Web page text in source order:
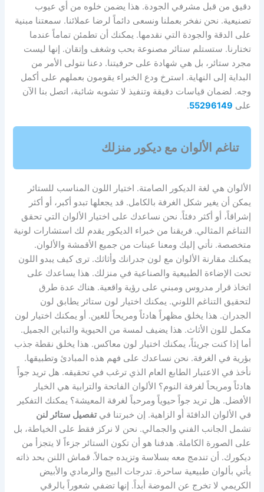
دقيق من قبل مشرفي الجودة. هذا يضمن خلوه من أي عيوب
تصنيعية. نحن نفخر بعملنا ونسعى دائماً لرضا عملائنا. سمعتنا مبنية
على الدقة والجودة التي نقدمها. يمكنك أن تطمئن تماماً عندما
تختارنا. ستستلم ستائر مصنوعة بحب وشغف وإتقان. إنها ليست
مجرد ستائر، بل هي شهادة على حرفيتنا. دعنا نتولى الأمر من
البداية إلى النهاية. استرخ ودع الخبراء يقومون بعملهم على أكمل
وجه. لضمان قياسات دقيقة وتنفيذ لا تشوبه شائبة، اتصل بنا الآن
على 55296149
.
تناغم الألوان مع ديكور منزلك
الألوان هي لغة الديكور الصامتة. اختيار اللون المناسب للستائر
يمكن أن يغير شكل الغرفة بالكامل. قد يجعلها تبدو أكبر، أو أكثر
إشراقاً، أو أكثر دفئاً. نحن نساعدك على اختيار الألوان التي تحقق
التناغم المثالي. فريقنا من خبراء الديكور يقدم لك استشارات لونية
متخصصة. نأتي إليك ومعنا عينات من جميع الأقمشة والألوان.
يمكنك مقارنة الألوان مع لون جدرانك وأثاثك. ترى كيف يبدو اللون
تحت الإضاءة الطبيعية والصناعية في منزلك. هذا يساعدك على
اتخاذ قرار مدروس ومبني على رؤية واقعية. هناك عدة طرق
لتحقيق التناغم اللوني. يمكنك اختيار لون ستائر يطابق لون
الجدران. هذا يخلق مظهراً هادئاً ومريحاً للعين. أو يمكنك اختيار لون
مكمل للون الأثاث. هذا يضيف لمسة من الحيوية والتباين الجميل.
أما إذا كنت جريئاً، يمكنك اختيار لون معاكس. هذا يخلق نقطة جذب
بؤرية في الغرفة. نحن نساعدك على فهم هذه المبادئ وتطبيقها.
نأخذ في الاعتبار الطابع العام الذي ترغب في تحقيقه. هل تريد جواً
هادئاً ومريحاً لغرفة النوم؟ الألوان الفاتحة والترابية هي الخيار
الأفضل. هل تريد جواً حيوياً ومرحباً لغرفة المعيشة؟ يمكنك التفكير
في الألوان الدافئة أو الزاهية. إن خبرتنا فيتفصيل ستائر لنن
تشمل الجانب الفني والجمالي. نحن لا نركز فقط على الخياطة، بل
على الصورة الكاملة. هدفنا هو أن تكون الستائر جزءاً لا يتجزأ من
ديكورك. أن تندمج معه بسلاسة وتزيده جمالاً. قماش اللنن بحد ذاته
يأتي بألوان طبيعية ساحرة. تدرجات البيج والرمادي والأبيض
الكريمي لا تخرج عن الموضة أبداً. إنها تضفي شعوراً بالرقي